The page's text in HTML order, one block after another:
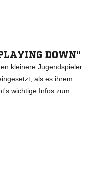
DOWN"
kleinere Jugendspieler
als es ihrem
wichtige Infos zum